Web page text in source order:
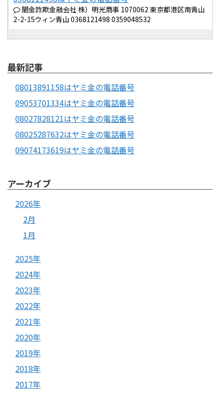
闇金詐欺金融会社 株）明光商事 1070062 東京都港区南青山
2-2-15ウィン青山 0368121498 0359048532
最新記事
08013891158はヤミ金の電話番号
09053701334はヤミ金の電話番号
08027828121はヤミ金の電話番号
08025287632はヤミ金の電話番号
09074173619はヤミ金の電話番号
アーカイブ
2026年
2月
1月
2025年
2024年
2023年
2022年
2021年
2020年
2019年
2018年
2017年